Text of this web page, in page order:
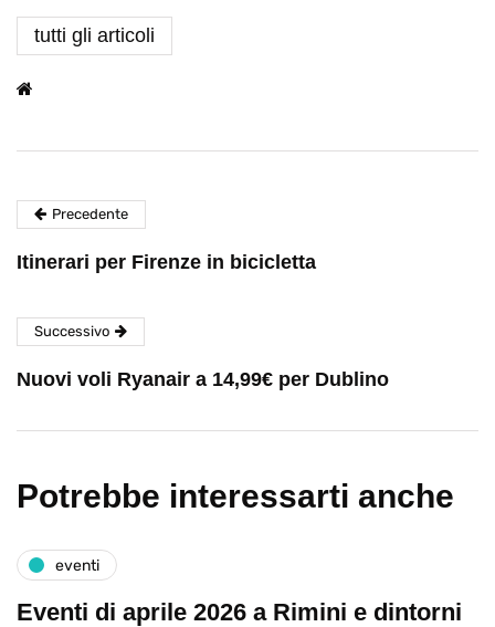
tutti gli articoli
Precedente
Itinerari per Firenze in bicicletta
Successivo
Nuovi voli Ryanair a 14,99€ per Dublino
Potrebbe interessarti anche
eventi
Eventi di aprile 2026 a Rimini e dintorni